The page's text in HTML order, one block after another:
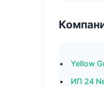
Yellow
ИП 24